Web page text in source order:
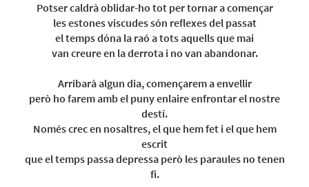
Potser caldrà oblidar-ho tot per tornar a començar
les estones viscudes són reflexes del passat
el temps dóna la raó a tots aquells que mai
van creure en la derrota i no van abandonar.
Arribarà algun dia, començarem a envellir
però ho farem amb el puny enlaire enfrontar el nostre
destí.
Només crec en nosaltres, el que hem fet i el que hem
escrit
que el temps passa depressa però les paraules no tenen
fi.